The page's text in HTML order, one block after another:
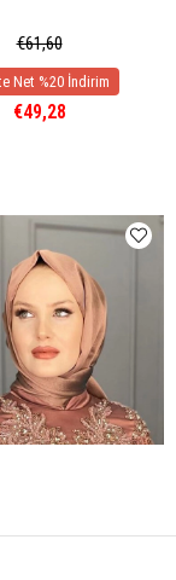
€61,60
€49,28